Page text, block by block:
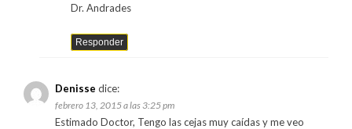
Dr. Andrades
Responder
Denisse dice:
febrero 13, 2015 a las 3:25 pm
Estimado Doctor, Tengo las cejas muy caídas y me veo